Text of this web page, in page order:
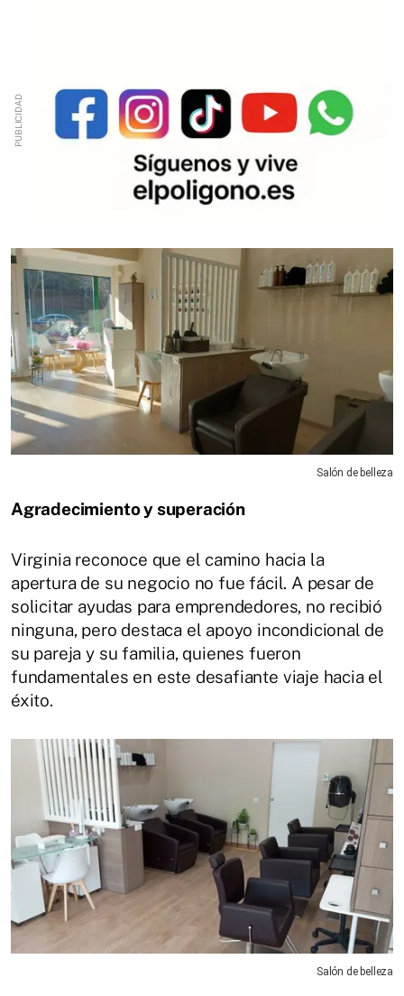
Salón de belleza
Agradecimiento y superación
Virginia reconoce que el camino hacia la
apertura de su negocio no fue fácil. A pesar de
solicitar ayudas para emprendedores, no recibió
ninguna, pero destaca el apoyo incondicional de
su pareja y su familia, quienes fueron
fundamentales en este desafiante viaje hacia el
éxito.
Salón de belleza